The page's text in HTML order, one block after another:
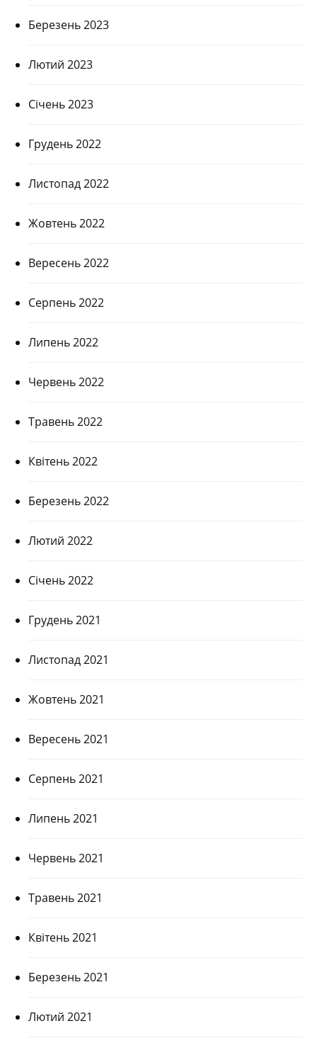
Березень 2023
Лютий 2023
Січень 2023
Грудень 2022
Листопад 2022
Жовтень 2022
Вересень 2022
Серпень 2022
Липень 2022
Червень 2022
Травень 2022
Квітень 2022
Березень 2022
Лютий 2022
Січень 2022
Грудень 2021
Листопад 2021
Жовтень 2021
Вересень 2021
Серпень 2021
Липень 2021
Червень 2021
Травень 2021
Квітень 2021
Березень 2021
Лютий 2021